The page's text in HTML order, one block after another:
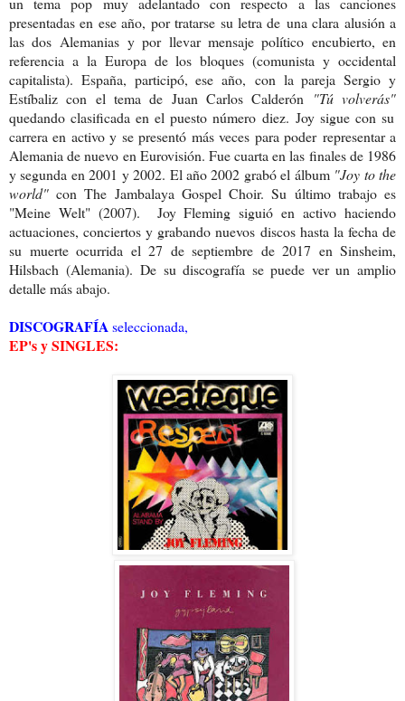
presentadas en ese año, por tratarse su letra de una clara alusión a
las dos Alemanias y por llevar mensaje político encubierto, en
referencia a la Europa de los bloques (comunista y occidental
capitalista). España, participó, ese año, con la pareja Sergio y
Estíbaliz con el tema de Juan Carlos Calderón "Tú volverás"
quedando clasificada en el puesto número diez. Joy sigue con su
carrera en activo y se presentó más veces para poder representar a
Alemania de nuevo en Eurovisión. Fue cuarta en las finales de 1986
y segunda en 2001 y 2002. El año 2002 grabó el álbum"Joy to the
world" con The Jambalaya Gospel Choir. Su último trabajo es
"Meine Welt" (2007). Joy Fleming siguió en activo haciendo
actuaciones, conciertos y grabando nuevos discos hasta la fecha de
su muerte ocurrida el 27 de septiembre de 2017 en Sinsheim,
Hilsbach (Alemania).De su discografía se puede ver un amplio
detalle más abajo.
DISCOGRAFÍAseleccionada,
EP's y SINGLES: